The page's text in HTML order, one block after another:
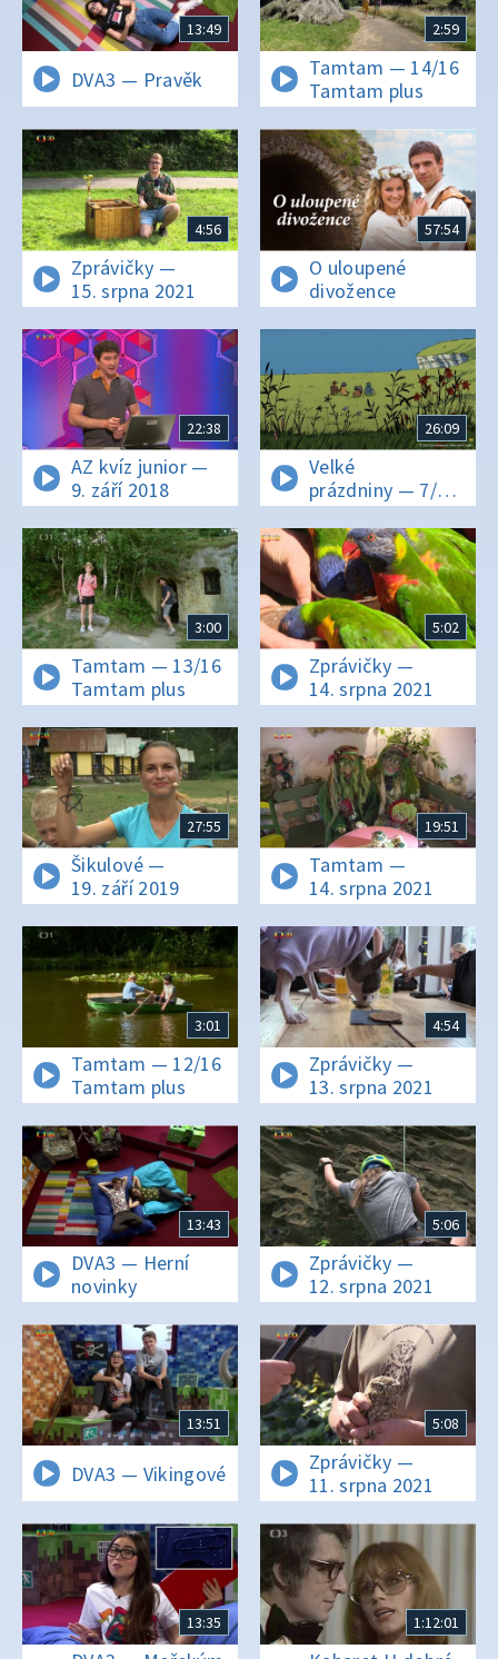
13:49
DVA3 — Pravěk
2:59
Tamtam — 14/16
Tamtam plus
4:56
Zprávičky —
15. srpna 2021
57:54
O uloupené
divožence
22:38
AZ kvíz junior —
9. září 2018
26:09
Velké
prázdniny — 7/10
Tvá šťastná
hvězda
3:00
Tamtam — 13/16
Tamtam plus
5:02
Zprávičky —
14. srpna 2021
27:55
Šikulové —
19. září 2019
19:51
Tamtam —
14. srpna 2021
3:01
Tamtam — 12/16
Tamtam plus
4:54
Zprávičky —
13. srpna 2021
13:43
DVA3 — Herní
novinky
5:06
Zprávičky —
12. srpna 2021
13:51
DVA3 — Vikingové
5:08
Zprávičky —
11. srpna 2021
13:35 1:12:01